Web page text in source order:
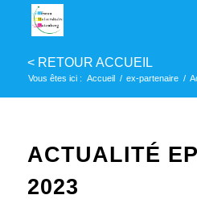
Vous êtes ici : Accueil / ex-partenaire /
ACTUALITÉ
2023